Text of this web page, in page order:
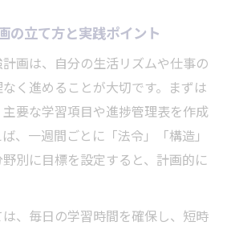
の立て方と実践ポイント
画は、自分の生活リズムや仕事の
く進めることが大切です。まずは
要な学習項目や進捗管理表を作成
、一週間ごとに「法令」「構造」
野別に目標を設定すると、計画的に
、毎日の学習時間を確保し、短時